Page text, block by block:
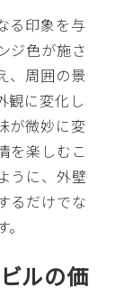
る印象を与
ジ色が施さ
、周囲の景
観に変化し
が微妙に変
を楽しむこ
うに、外壁
るだけでな
ルの価